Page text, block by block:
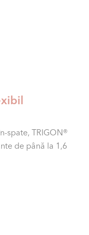
spate, TRIGON®
de până la 1,6